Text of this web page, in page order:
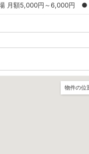
月額5,000円～6,000円
物件の位